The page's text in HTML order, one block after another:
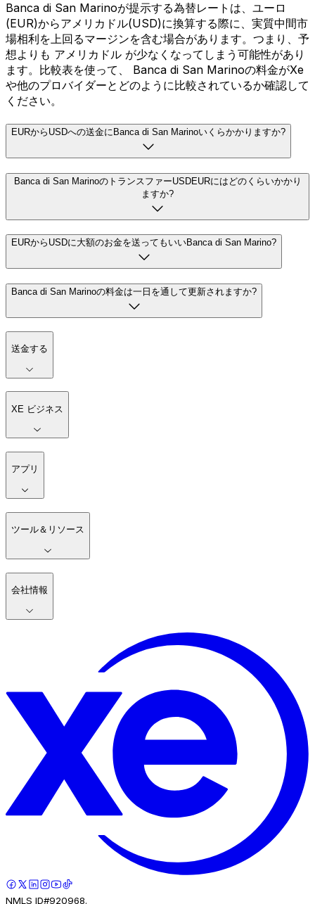
Banca di San Marinoが提示する為替レートは、ユーロ
(EUR)からアメリカドル(USD)に換算する際に、実質中間市
場相利を上回るマージンを含む場合があります。つまり、予
想よりも アメリカドル が少なくなってしまう可能性があり
ます。比較表を使って、 Banca di San Marinoの料金がXe
や他のプロバイダーとどのように比較されているか確認して
ください。
EURからUSDへの送金にBanca di San Marinoいくらかかりますか?
Banca di San MarinoのトランスファーUSDEURにはどのくらいかかり
ますか?
EURからUSDに大額のお金を送ってもいいBanca di San Marino?
Banca di San Marinoの料金は一日を通して更新されますか?
送金する
XE ビジネス
アプリ
ツール＆リソース
会社情報
NMLS ID#920968.